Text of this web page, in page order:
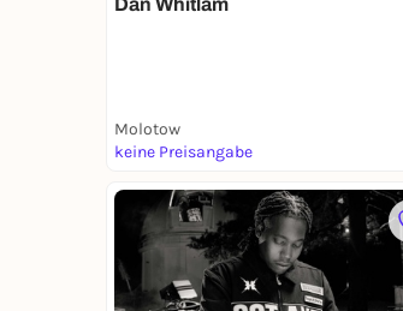
Dan Whitlam
Molotow
keine Preisangabe